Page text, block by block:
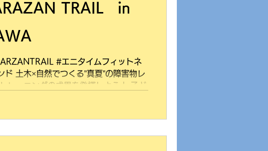
TRAIL in
#エニタイムフィットネ
ド 土木×自然でつくる”真夏”の障害物レ
レーニングの成果を発揮しよう！ 子ど